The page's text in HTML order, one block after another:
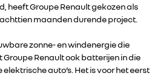
heeft Groupe Renault gekozen als
maanden durende project.
zonne- en windenergie die
Renault ook batterijen in die
auto’s. Het is voor het eerst